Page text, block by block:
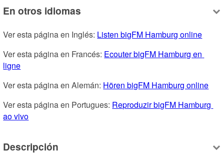
En otros idiomas
Ver esta página en Inglés: Listen bigFM Hamburg online
Ver esta página en Francés: Ecouter bigFM Hamburg en
ligne
Ver esta página en Alemán: Hören bigFM Hamburg online
Ver esta página en Portugues: Reproduzir bigFM Hamburg
ao vivo
Descripción